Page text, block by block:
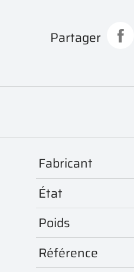
Partager
Fabricant
État
Poids
Référence